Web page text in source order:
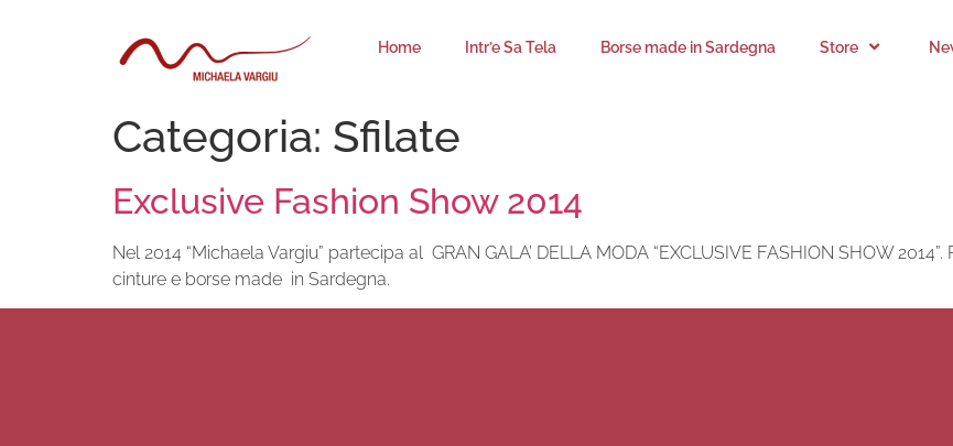
Home Intr’e Sa Tela Borse made in Sardegna Store
Categoria: Sfilate
Exclusive Fashion Show 2014
Nel 2014 “Michaela Vargiu” partecipa al GRAN GALA’ DELLA MODA “EXCLUSIVE FASHION SHOW
cinture e borse made in Sardegna.